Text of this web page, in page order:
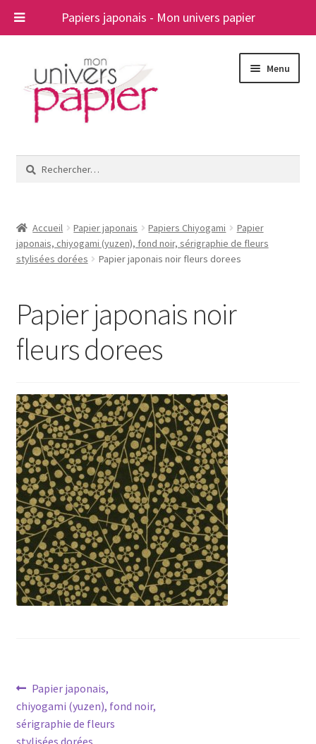
Papiers japonais - Mon univers papier
navigation
contenu
Menu
le
A propos
Contact
Rechercher :
Accueil Papier japonais Papiers Chiyogami
Papier
japonais, chiyogami (yuzen), fond noir, sérigraphie de fleurs
stylisées dorées
Papier japonais noir fleurs dorees
Papier japonais noir
fleurs dorees
Navigation
de
Article
précédent :
Papier japonais,
chiyogami (yuzen), fond noir,
sérigraphie de fleurs
stylisées dorées